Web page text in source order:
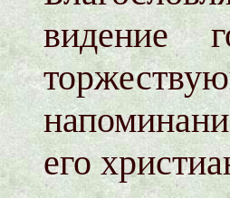
видение
его